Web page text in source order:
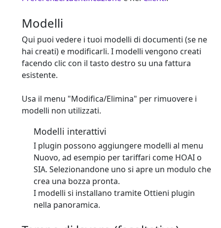
Modelli
Qui puoi vedere i tuoi modelli di documenti (se ne
hai creati) e modificarli. I modelli vengono creati
facendo clic con il tasto destro su una fattura
esistente.
Usa il menu "Modifica/Elimina" per rimuovere i
modelli non utilizzati.
Modelli interattivi
I plugin possono aggiungere modelli al menu
Nuovo, ad esempio per tariffari come HOAI o
SIA. Selezionandone uno si apre un modulo che
crea una bozza pronta.
I modelli si installano tramite Ottieni plugin
nella panoramica.